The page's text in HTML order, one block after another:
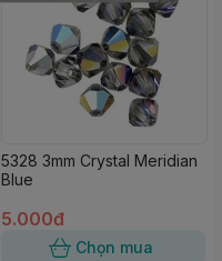
5328 3mm Crystal Meridian
Blue
5.000đ
Chọn mua